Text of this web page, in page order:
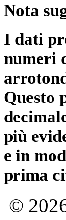
Nota
I dati
numeri
Questo
più
e in
prima
©